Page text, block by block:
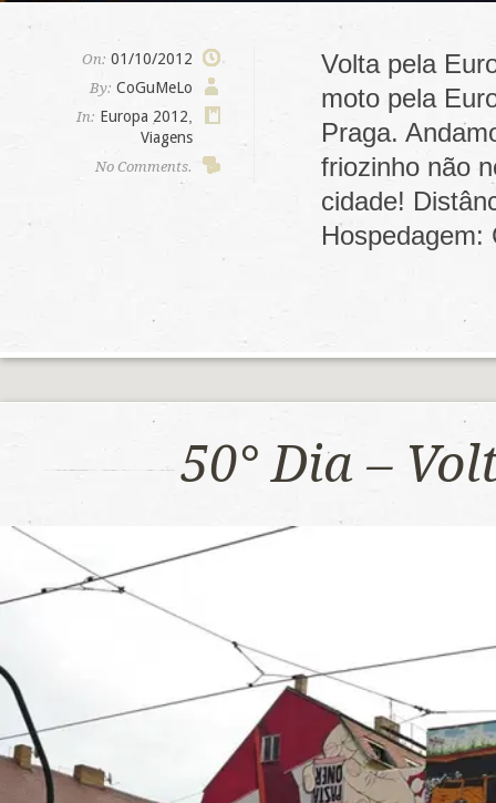
On: 01/10/2012
By: CoGuMeLo
In: Europa 2012
Viagens
No Comments.
Volta pela
moto pela
Praga.
friozinho não
cidade!
Hospedagem:
50° Dia –